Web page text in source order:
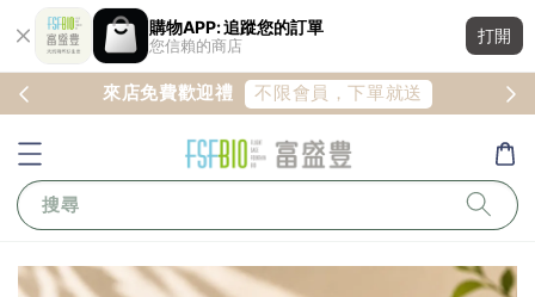
購物APP: 追蹤您的訂單
您信賴的商店
打開
冊 來店免費歡迎禮 不限會員，下單就送
搜尋